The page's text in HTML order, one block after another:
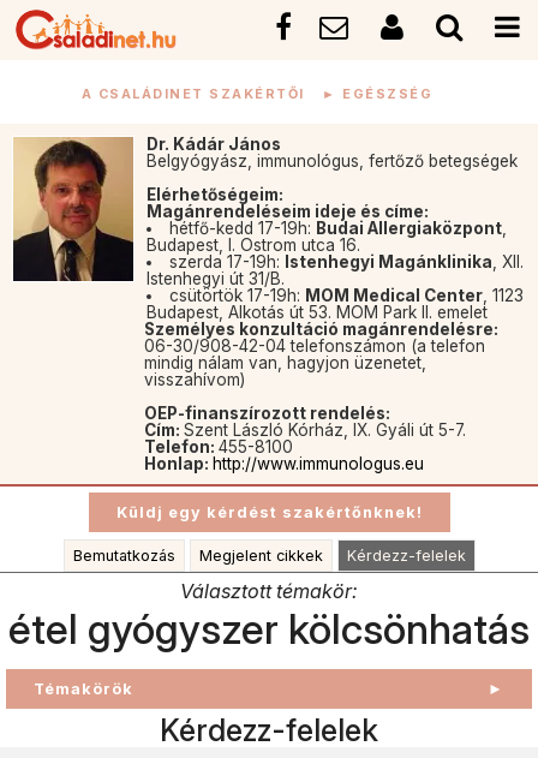
A CSALÁDINET SZAKÉRTŐI ► EGÉSZSÉG
Dr. Kádár János
Belgyógyász, immunológus, fertőző betegségek
Elérhetőségeim:
Magánrendeléseim ideje és címe:
hétfő-kedd 17-19h: Budai Allergiaközpont,
Budapest, I. Ostrom utca 16.
szerda 17-19h:
Istenhegyi Magánklinika , XII.
Istenhegyi út 31/B.
csütörtök 17-19h: MOM Medical Center, 1123
Budapest, Alkotás út 53. MOM Park II. emelet
Személyes konzultáció magánrendelésre:
06-30/908-42-04 telefonszámon (a telefon
mindig nálam van, hagyjon üzenetet,
visszahívom)
OEP-finanszírozott rendelés:
Cím: Szent László Kórház, IX. Gyáli út 5-7.
Telefon: 455-8100
Honlap: http://www.immunologus.eu
Bemutatkozás Megjelent cikkek Kérdezz-felelek
Választott témakör:
étel gyógyszer kölcsönhatás
Témakörök ►
Kérdezz-felelek